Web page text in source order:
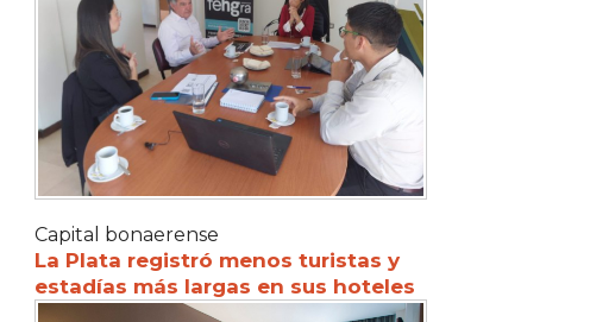
Capital bonaerense
La Plata registró menos turistas y
estadías más largas en sus hoteles